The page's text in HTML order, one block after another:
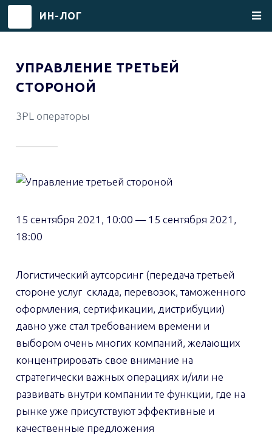
основному
содержанию
ИН-ЛОГ
УПРАВЛЕНИЕ ТРЕТЬЕЙ
СТОРОНОЙ
3PL операторы
15 сентября 2021, 10:00 — 15 сентября 2021,
18:00
Логистический аутсорсинг (передача третьей
стороне услуг склада, перевозок, таможенного
оформления, сертификации, дистрибуции)
давно уже стал требованием времени и
выбором очень многих компаний, желающих
концентрировать свое внимание на
стратегически важных операциях и/или не
развивать внутри компании те функции, где на
рынке уже присутствуют эффективные и
качественные предложения